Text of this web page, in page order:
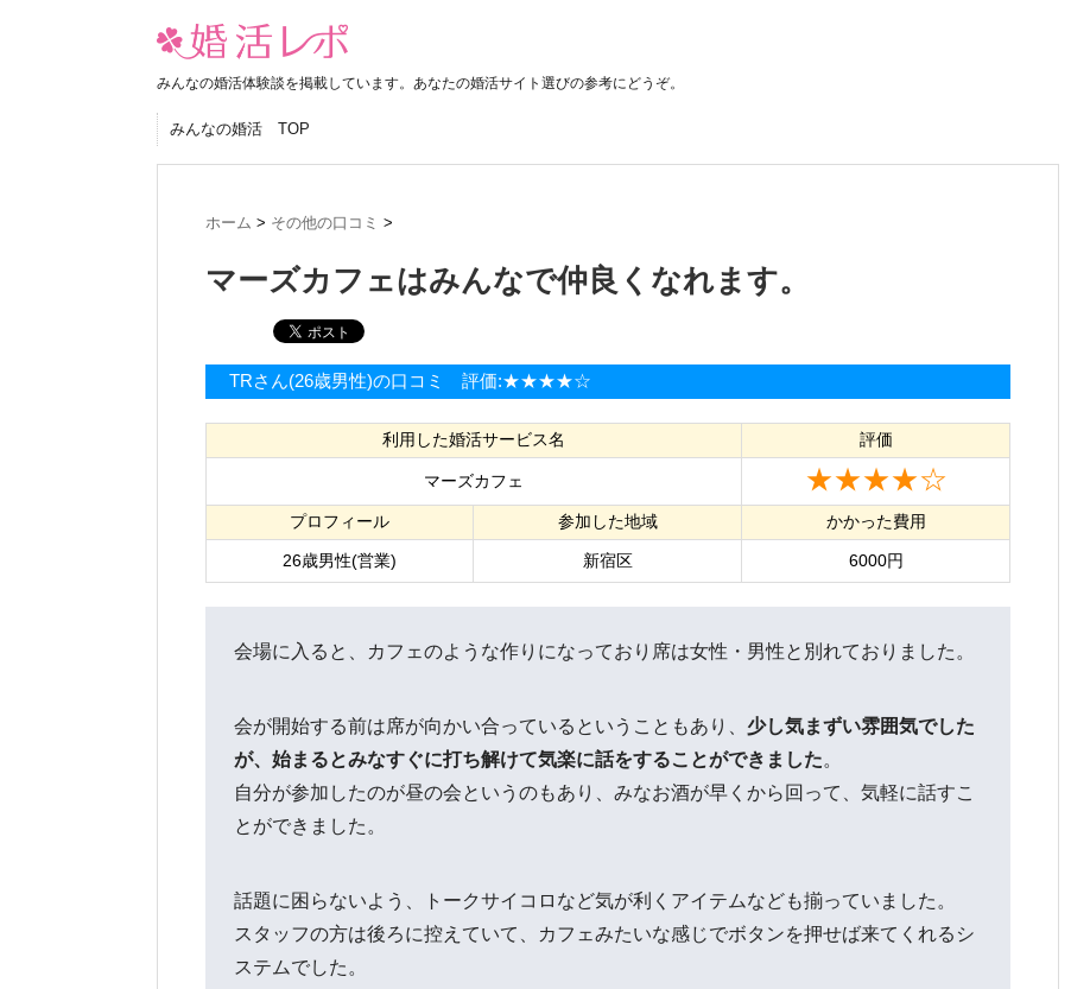
みんなの婚活体験談を掲載しています。あなたの婚活サイト選びの参考にどうぞ。
みんなの婚活 TOP
ホーム > その他の口コミ >
マーズカフェはみんなで仲良くなれます。
TRさん(26歳男性)の口コミ 評価:★★★★☆
利用した婚活サービス名 評価
マーズカフェ ★★★★☆
プロフィール 参加した地域 かかった費用
26歳男性(営業) 新宿区 6000円
会場に入ると、カフェのような作りになっており席は女性・男性と別れておりました。
会が開始する前は席が向かい合っているということもあり、 少し気まずい雰囲気でした
が、始まるとみなすぐに打ち解けて気楽に話をすることができました。
自分が参加したのが昼の会というのもあり、みなお酒が早くから回って、気軽に話すこ
とができました。
話題に困らないよう、トークサイコロなど気が利くアイテムなども揃っていました。
スタッフの方は後ろに控えていて、カフェみたいな感じでボタンを押せば来てくれるシ
ステムでした。